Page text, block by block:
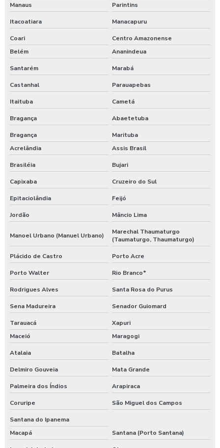
Manaus
Parintins
Itacoatiara Manacapuru
Coari
Centro Amazonense
Belém
Ananindeua
Santarém Marabá
Castanhal Parauapebas
Itaituba Cametá
Bragança Abaetetuba
Bragança
Marituba
Acrelândia
Assis Brasil
Brasiléia Bujari
Capixaba Cruzeiro do Sul
Epitaciolândia Feijó
Jordão Mâncio Lima
Manoel Urbano (Manuel Urbano)
Marechal Thaumaturgo
(Taumaturgo, Thaumaturgo)
Plácido de Castro Porto Acre
Porto Walter Rio Branco*
Rodrigues Alves Santa Rosa do Purus
Sena Madureira Senador Guiomard
Tarauacá
Xapuri
Maceió
Maragogi
Atalaia Batalha
Delmiro Gouveia Mata Grande
Palmeira dos Índios Arapiraca
Coruripe São Miguel dos Campos
Santana do Ipanema
Macapá
Santana (Porto Santana)